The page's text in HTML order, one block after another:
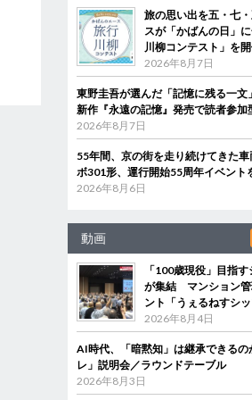
旅の思い出を五・七
スが「かばんの日」
川柳コンテスト」を
2026年8月7日
東野圭吾が選んだ「記憶に残る一
新作『永遠の記憶』発売で読者参加
2026年8月7日
55年間、京の街を走り続けてきた
ボ301形、運行開始55周年イベント
2026年8月6日
動画
「100歳現役」目指
が集結 マンション管
ント「うぇるねすシッ
2026年8月4日
AI時代、「暗黙知」は継承できる
レ」説明会／ラウンドテーブル
2026年8月3日